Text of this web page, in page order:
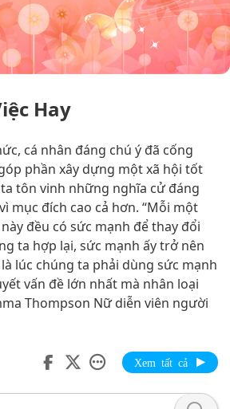
Hay
cá nhân đáng chú ý đã cống
phần xây dựng một xã hội tốt
tôn vinh những nghĩa cử đáng
mục đích cao cả hơn. “Mỗi một
đều có sức mạnh để thay đổi
ta hợp lại, sức mạnh ấy trở nên
lúc chúng ta phải dùng sức mạnh
vấn đề lớn nhất mà nhân loại
Thompson Nữ diễn viên người
Xem tất cả